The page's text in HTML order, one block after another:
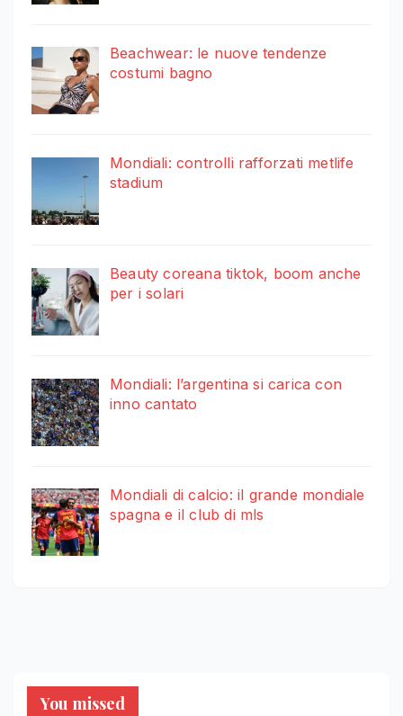
Beachwear: le nuove tendenze
costumi bagno
Mondiali: controlli rafforzati metlife
stadium
Beauty coreana tiktok, boom anche
per i solari
Mondiali: l’argentina si carica con
inno cantato
Mondiali di calcio: il grande mondiale
spagna e il club di mls
You missed